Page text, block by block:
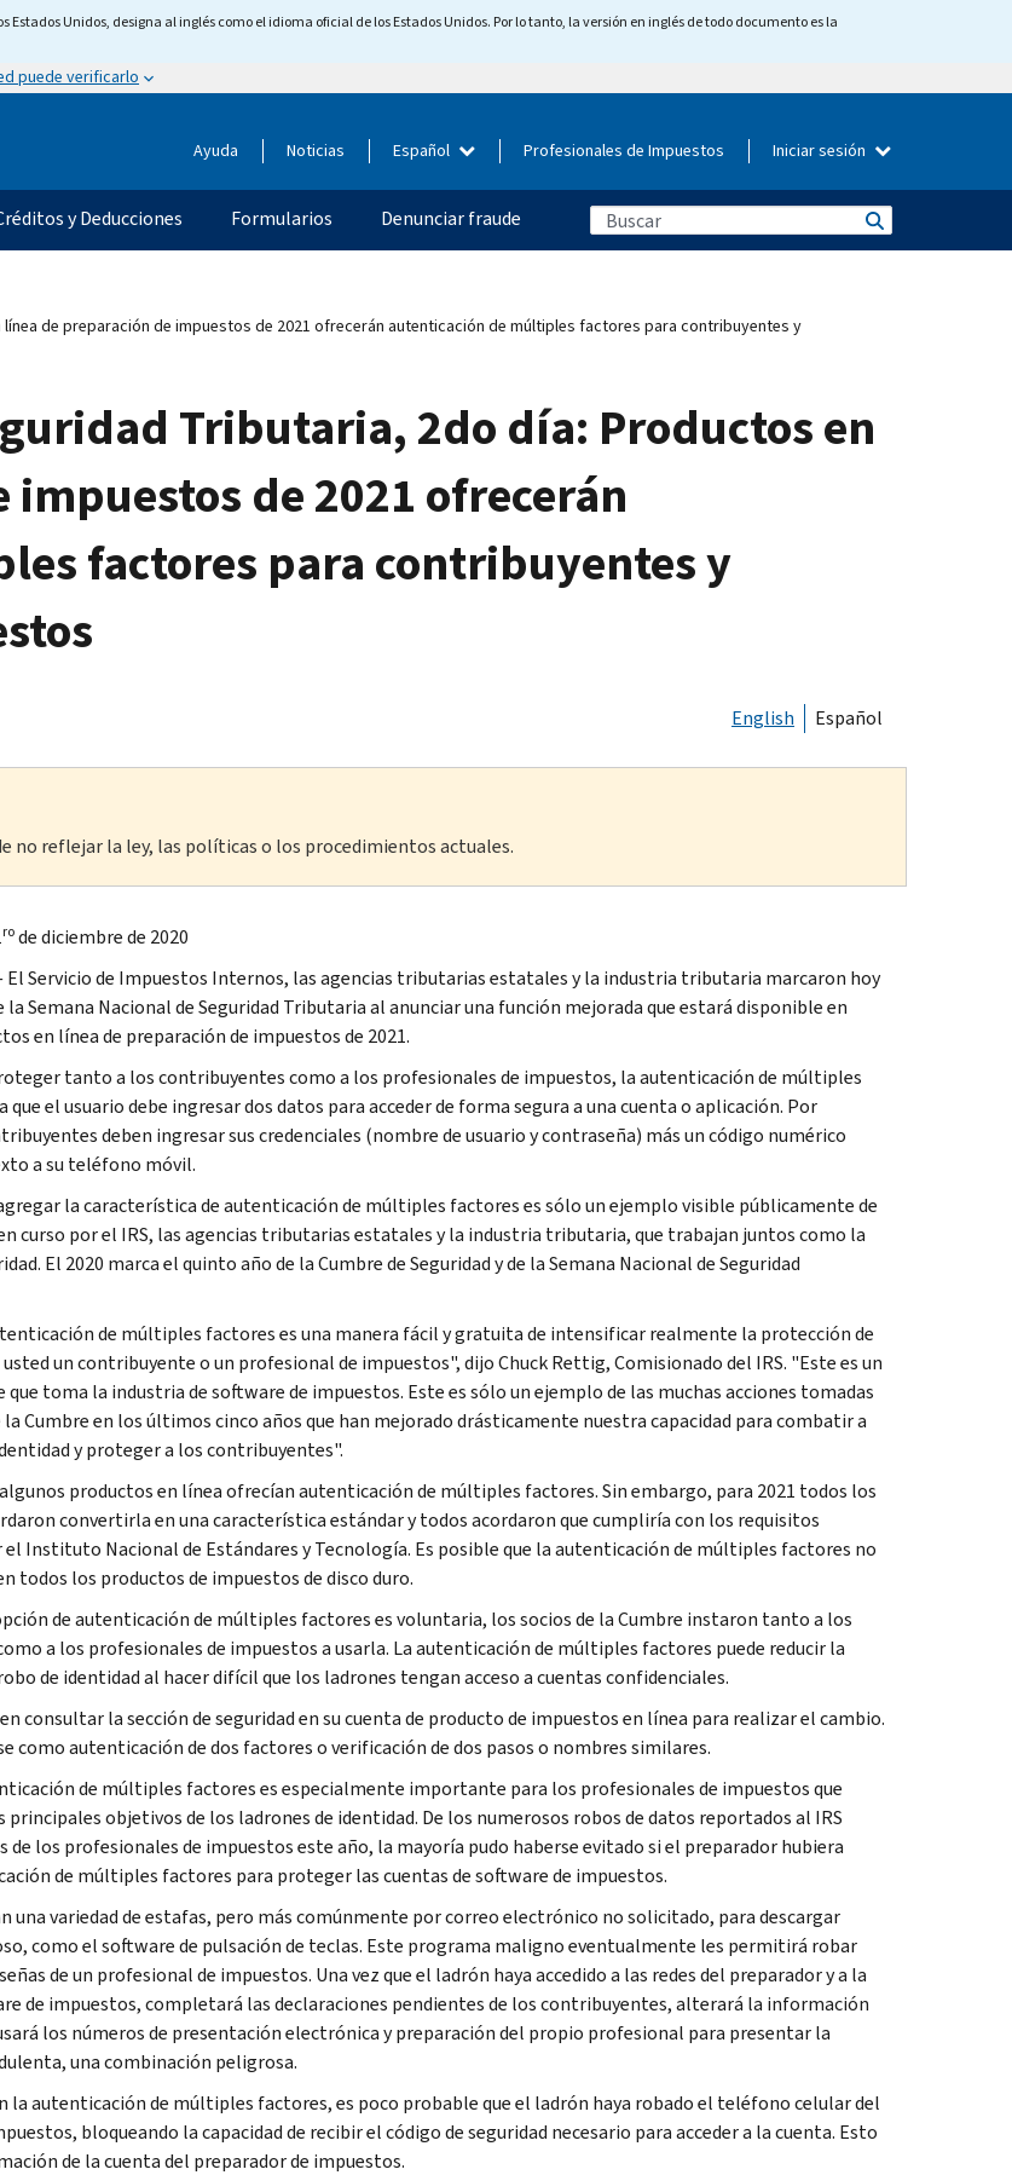
Unidos, designa al inglés como el idioma oficial de los Estados Unidos. Por lo tanto, la versión en inglés de todo documento es la
puede verificarlo
Ayuda Noticias Español Profesionales de Impuestos Iniciar sesión
y Deducciones Formularios Denunciar fraude
de preparación de impuestos de 2021 ofrecerán autenticación de múltiples factores para contribuyentes y
Tributaria, 2do día: Productos en
de 2021 ofrecerán
factores para contribuyentes y
English Español
no reflejar la ley, las políticas o los procedimientos actuales.
rode diciembre de 2020
El Servicio de Impuestos Internos, las agencias tributarias estatales y la industria tributaria marcaron hoy
la Semana Nacional de Seguridad Tributaria al anunciar una función mejorada que estará disponible en
en línea de preparación de impuestos de 2021.
tanto a los contribuyentes como a los profesionales de impuestos, la autenticación de múltiples
el usuario debe ingresar dos datos para acceder de forma segura a una cuenta o aplicación. Por
deben ingresar sus credenciales (nombre de usuario y contraseña) más un código numérico
a su teléfono móvil.
la característica de autenticación de múltiples factores es sólo un ejemplo visible públicamente de
curso por el IRS, las agencias tributarias estatales y la industria tributaria, que trabajan juntos como la
El 2020 marca el quinto año de la Cumbre de Seguridad y de la Semana Nacional de Seguridad
de múltiples factores es una manera fácil y gratuita de intensificar realmente la protección de
usted un contribuyente o un profesional de impuestos", dijoChuck Rettig, Comisionado del IRS. "Este es un
toma la industria de software de impuestos. Este es sólo un ejemplo de las muchas acciones tomadas
la Cumbre en los últimos cinco años que han mejorado drásticamente nuestra capacidad para combatir a
y proteger a los contribuyentes".
productos en línea ofrecían autenticación de múltiples factores. Sin embargo, para 2021 todos los
convertirla en una característica estándar y todos acordaron que cumpliría con los requisitos
Instituto Nacional de Estándares y Tecnología. Es posible que la autenticación de múltiples factores no
todos los productos de impuestos de disco duro.
de autenticación de múltiples factores es voluntaria, los socios de la Cumbre instaron tanto a los
a los profesionales de impuestos a usarla. La autenticación de múltiples factores puede reducir la
de identidad al hacer difícil que los ladrones tengan acceso a cuentas confidenciales.
consultar la sección de seguridad en su cuenta de producto de impuestos en línea para realizar el cambio.
como autenticación de dos factores o verificación de dos pasos o nombres similares.
de múltiples factores es especialmente importante para los profesionales de impuestos que
principales objetivos de los ladrones de identidad. De los numerosos robos de datos reportados al IRS
de los profesionales de impuestos este año, la mayoría pudo haberse evitado si el preparador hubiera
de múltiples factores para proteger las cuentas de software de impuestos.
una variedad de estafas, pero más comúnmente por correo electrónico no solicitado, para descargar
como el software de pulsación de teclas. Este programa maligno eventualmente les permitirá robar
de un profesional de impuestos. Una vez que el ladrón haya accedido a las redes del preparador y a la
de impuestos, completará las declaraciones pendientes de los contribuyentes, alterará la información
los números de presentación electrónica y preparación del propio profesional para presentar la
una combinación peligrosa.
la autenticación de múltiples factores, es poco probable que el ladrón haya robado el teléfono celular del
bloqueando la capacidad de recibir el código de seguridad necesario para acceder a la cuenta. Esto
de la cuenta del preparador de impuestos.